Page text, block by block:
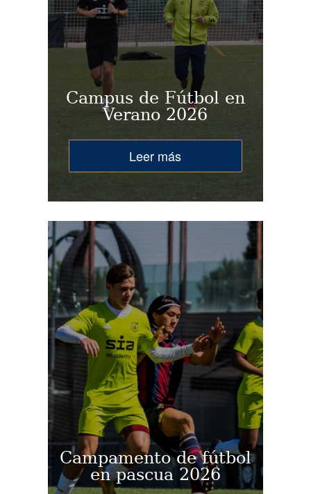
Campus de Fútbol en
Verano 2026
Leer más
Campamento de fútbol
en pascua 2026